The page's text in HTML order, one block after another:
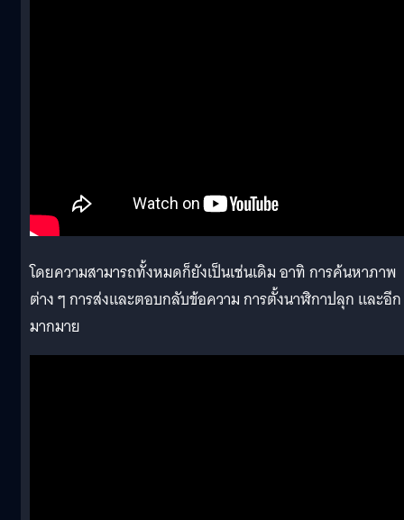
โดยความสามารถทั้งหมดก็ยังเป็นเช่นเดิม อาทิ การค้นหาภาพ
ต่าง ๆ การส่งและตอบกลับข้อความ การตั้งนาฬิกาปลุก และอีก
มากมาย